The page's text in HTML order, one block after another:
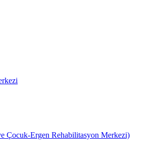
Çocuk-Ergen Rehabilitasyon Merkezi)